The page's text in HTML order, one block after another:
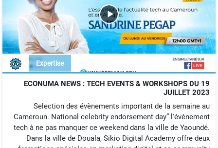
Expertise
ECONUMA NEWS : TECH EVENTS & WORKSHOPS DU 19
JUILLET 2023
Selection des évènements important de la semaine au
Cameroun. National celebrity endorsement day” l'évènement
tech à ne pas manquer ce weekend dans la ville de Yaoundé.
Dans la ville de Douala, Sikio Digital Academy offre deux